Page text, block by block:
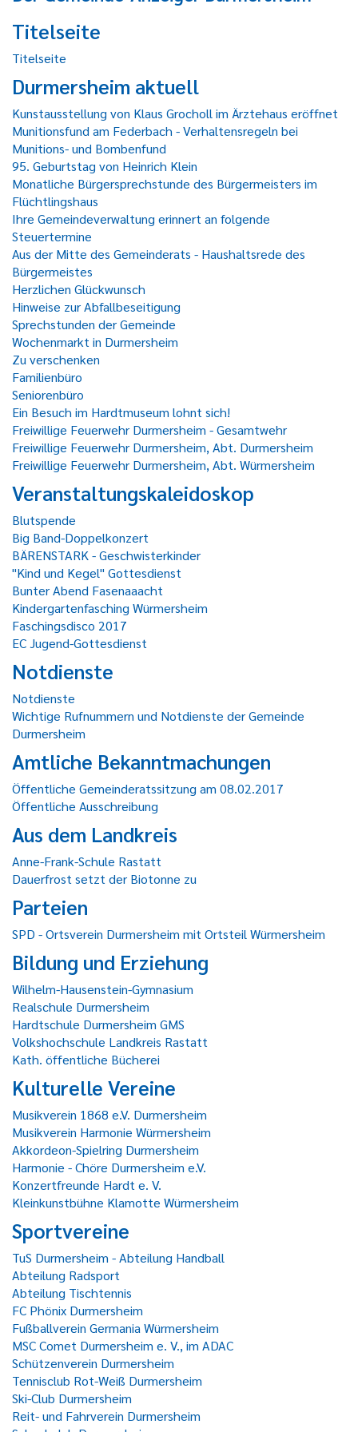
Titelseite
Titelseite
Durmersheim aktuell
Kunstausstellung von Klaus Grocholl im Ärztehaus eröffnet
Munitionsfund am Federbach - Verhaltensregeln bei
Munitions- und Bombenfund
95. Geburtstag von Heinrich Klein
Monatliche Bürgersprechstunde des Bürgermeisters im
Flüchtlingshaus
Ihre Gemeindeverwaltung erinnert an folgende
Steuertermine
Aus der Mitte des Gemeinderats - Haushaltsrede des
Bürgermeistes
Herzlichen Glückwunsch
Hinweise zur Abfallbeseitigung
Sprechstunden der Gemeinde
Wochenmarkt in Durmersheim
Zu verschenken
Familienbüro
Seniorenbüro
Ein Besuch im Hardtmuseum lohnt sich!
Freiwillige Feuerwehr Durmersheim - Gesamtwehr
Freiwillige Feuerwehr Durmersheim, Abt. Durmersheim
Freiwillige Feuerwehr Durmersheim, Abt. Würmersheim
Veranstaltungskaleidoskop
Blutspende
Big Band-Doppelkonzert
BÄRENSTARK - Geschwisterkinder
"Kind und Kegel" Gottesdienst
Bunter Abend Fasenaaacht
Kindergartenfasching Würmersheim
Faschingsdisco 2017
EC Jugend-Gottesdienst
Notdienste
Notdienste
Wichtige Rufnummern und Notdienste der Gemeinde
Durmersheim
Amtliche Bekanntmachungen
Öffentliche Gemeinderatssitzung am 08.02.2017
Öffentliche Ausschreibung
Aus dem Landkreis
Anne-Frank-Schule Rastatt
Dauerfrost setzt der Biotonne zu
Parteien
SPD - Ortsverein Durmersheim mit Ortsteil Würmersheim
Bildung und Erziehung
Wilhelm-Hausenstein-Gymnasium
Realschule Durmersheim
Hardtschule Durmersheim GMS
Volkshochschule Landkreis Rastatt
Kath. öffentliche Bücherei
Kulturelle Vereine
Musikverein 1868 e.V. Durmersheim
Musikverein Harmonie Würmersheim
Akkordeon-Spielring Durmersheim
Harmonie - Chöre Durmersheim e.V.
Konzertfreunde Hardt e. V.
Kleinkunstbühne Klamotte Würmersheim
Sportvereine
TuS Durmersheim - Abteilung Handball
Abteilung Radsport
Abteilung Tischtennis
FC Phönix Durmersheim
Fußballverein Germania Würmersheim
MSC Comet Durmersheim e. V., im ADAC
Schützenverein Durmersheim
Tennisclub Rot-Weiß Durmersheim
Ski-Club Durmersheim
Reit- und Fahrverein Durmersheim